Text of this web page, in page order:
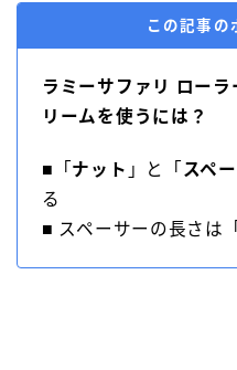
この記事の
ラミーサファリ ロー
リームを使うには？
■「 ナット 」と「 スペ
る
■ スペーサーの長さは「